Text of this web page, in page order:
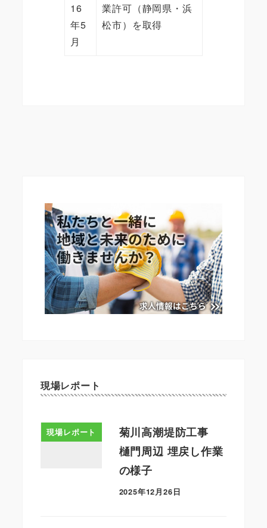
16
年5
月
業許可（静岡県・浜
松市）を取得
現場レポート
現場レポート
菊川高潮堤防工事
樋門周辺 埋戻し作業
の様子
2025年12月26日